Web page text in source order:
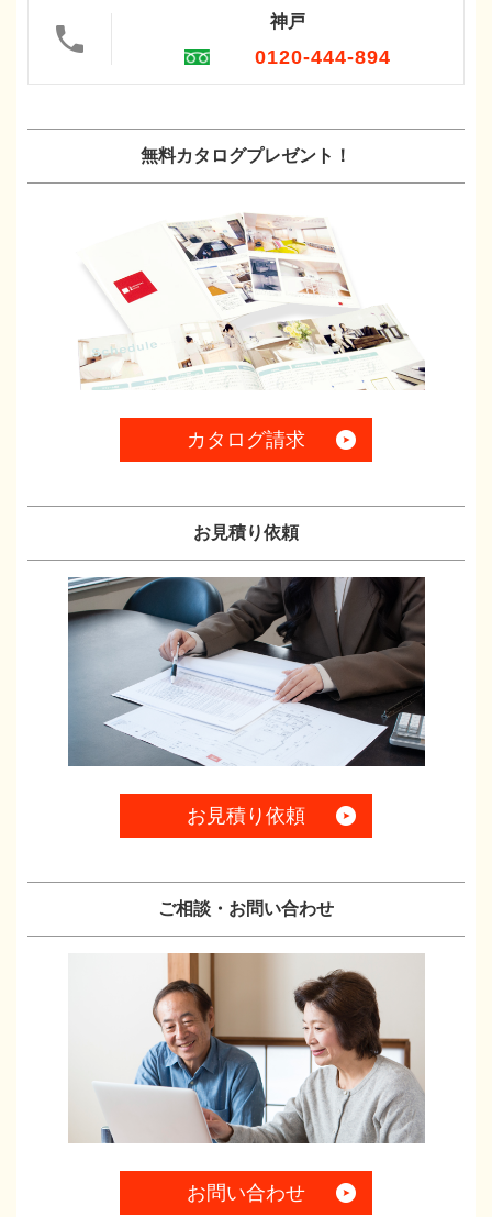
神戸
0120-444-894
無料カタログプレゼント！
カタログ請求
お見積り依頼
お見積り依頼
ご相談・お問い合わせ
お問い合わせ